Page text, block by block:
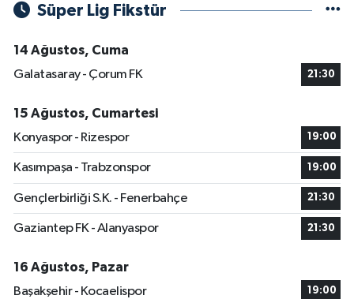
Süper Lig Fikstür
14 Ağustos, Cuma
Galatasaray - Çorum FK
21:30
15 Ağustos, Cumartesi
Konyaspor - Rizespor
19:00
Kasımpaşa - Trabzonspor 19:00
Gençlerbirliği S.K. - Fenerbahçe 21:30
Gaziantep FK - Alanyaspor 21:30
16 Ağustos, Pazar
Başakşehir - Kocaelispor
19:00